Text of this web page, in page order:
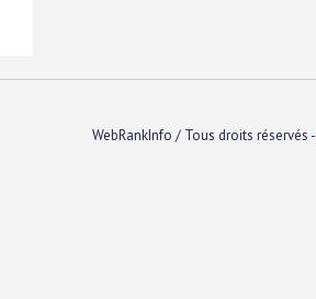
WebRankInfo / Tous droits réservés -